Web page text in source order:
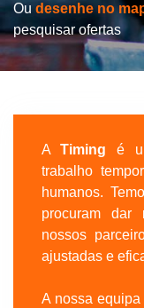
Ou desenhe no
pesquisar ofertas
ATiming é
trabalho
humanos.
procuram dar
nossos
ajustadas e
A nossa